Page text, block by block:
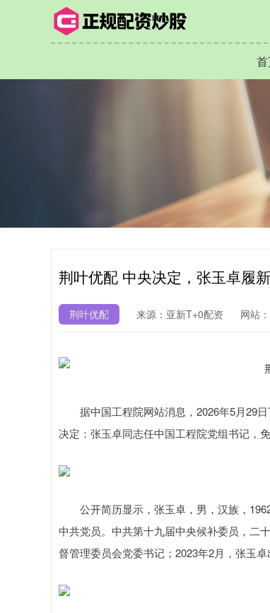
荆叶优配 中央决定，张玉卓履新
荆叶优配 来源：亚新T+0配资 网站
据中国工程院网站消息，2026年5月29日
决定：张玉卓同志任中国工程院党组书记，
公开简历显示，张玉卓，男，汉族，1962
中共党员。中共第十九届中央候补委员，二
督管理委员会党委书记；2023年2月，张玉